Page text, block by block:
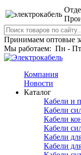
Принимаем оптовые
Мы работаем: Пн -
Компания
Новости
Каталог
Кабели и
Кабели
Кабели
Кабели
Кабели
Кабели